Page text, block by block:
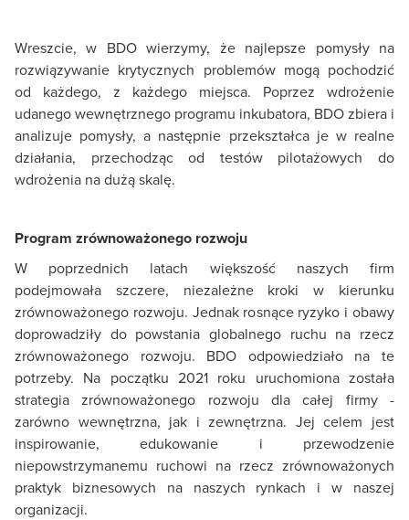
Wreszcie, w BDO wierzymy, że najlepsze pomysły na
rozwiązywanie krytycznych problemów mogą pochodzić
od każdego, z każdego miejsca. Poprzez wdrożenie
udanego wewnętrznego programu inkubatora, BDO zbiera i
analizuje pomysły, a następnie przekształca je w realne
działania, przechodząc od testów pilotażowych do
wdrożenia na dużą skalę.
Program zrównoważonego rozwoju
W poprzednich latach większość naszych firm
podejmowała szczere, niezależne kroki w kierunku
zrównoważonego rozwoju. Jednak rosnące ryzyko i obawy
doprowadziły do powstania globalnego ruchu na rzecz
zrównoważonego rozwoju. BDO odpowiedziało na te
potrzeby. Na początku 2021 roku uruchomiona została
strategia zrównoważonego rozwoju dla całej firmy -
zarówno wewnętrzna, jak i zewnętrzna. Jej celem jest
inspirowanie, edukowanie i przewodzenie
niepowstrzymanemu ruchowi na rzecz zrównoważonych
praktyk biznesowych na naszych rynkach i w naszej
organizacji.